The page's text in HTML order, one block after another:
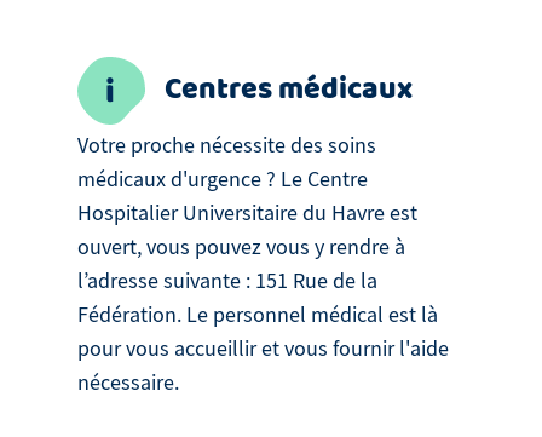
Centres médicaux
Votre proche nécessite des soins
médicaux d'urgence ? Le Centre
Hospitalier Universitaire du Havre est
ouvert, vous pouvez vous y rendre à
l’adresse suivante : 151 Rue de la
Fédération. Le personnel médical est là
pour vous accueillir et vous fournir l'aide
nécessaire.